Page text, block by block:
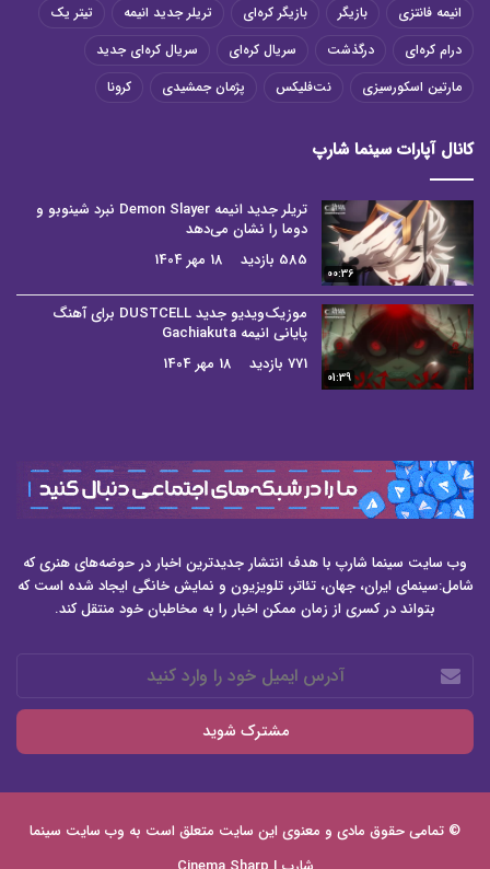
انیمه فانتزی
بازیگر بازیگر کره‌ای تریلر جدید انیمه
تیتر یک
درام کره‌ای
درگذشت سریال کره‌ای
سریال کره‌ای جدید
مارتین اسکورسیزی
نت‌فلیکس پژمان جمشیدی کرونا
کانال آپارات سینما شارپ
00:36
تریلر جدید انیمه Demon Slayer نبرد شینوبو و
دوما را نشان می‌دهد
585 بازدید
18 مهر 1404
01:39
موزیک‌ویدیو جدید DUSTCELL برای آهنگ
پایانی انیمه Gachiakuta
771 بازدید
18 مهر 1404
وب سایت سینما شارپ با هدف انتشار جدیدترین اخبار در حوضه‌های هنری که
شامل:سینمای ایران، جهان، تئاتر، تلویزیون و نمایش خانگی ایجاد شده است که
بتواند در کسری از زمان ممکن اخبار را به مخاطبان خود منتقل کند.
آدرس
ایمیل
خود
وارد
© تمامی حقوق مادی و معنوی این سایت متعلق است به وب سایت سینما